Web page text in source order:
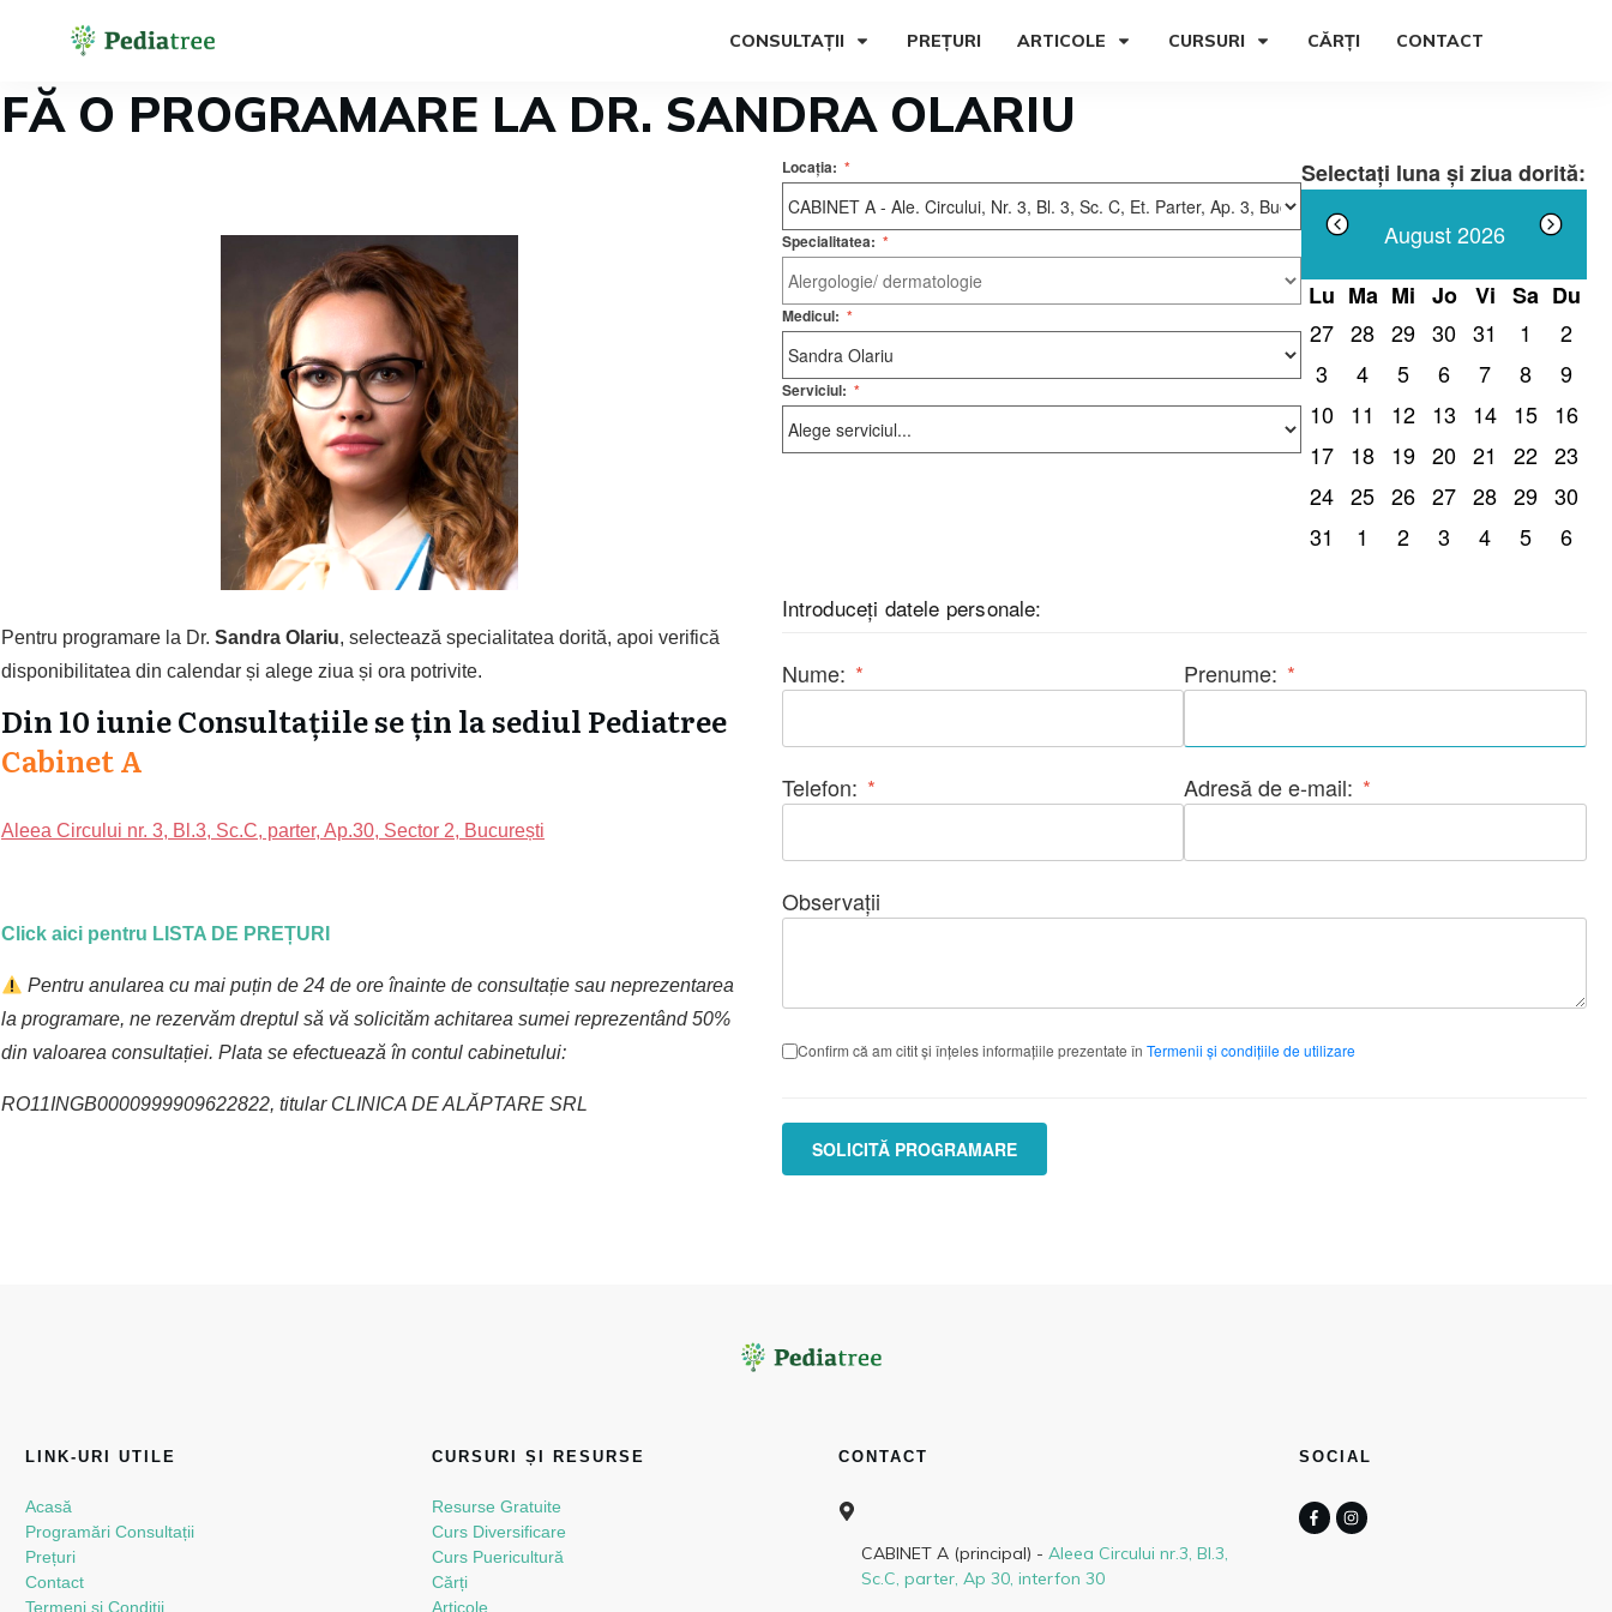
CONSULTAȚII PREȚURI ARTICOLE CURSURI CĂRȚI CONTACT
FĂ O PROGRAMARE LA DR. SANDRA OLARIU
Pentru programare la Dr. Sandra Olariu, selectează specialitatea dorită, apoi verifică
disponibilitatea din calendar și alege ziua și ora potrivite.
Din 10 iunie Consultațiile se țin la sediul Pediatree
Cabinet A
Aleea Circului nr. 3, Bl.3, Sc.C, parter, Ap.30, Sector 2, București
Click aici pentru LISTA DE PREȚURI
Pentru anularea cu mai puțin de 24 de ore înainte de consultație sau neprezentarea
la programare, ne rezervăm dreptul să vă solicităm achitarea sumei reprezentând 50%
din valoarea consultației. Plata se efectuează în contul cabinetului:
RO11INGB0000999909622822, titular CLINICA DE ALĂPTARE SRL
Locația: *
Specialitatea: *
Medicul: *
Serviciul: *
Selectați luna și ziua dorită:
August 2026
Lu Ma Mi Jo Vi Sa Du
27 28 29 30 31 1
2
3
4 5 6 7 8
9
10 11 12 13 14 15 16
17 18 19 20 21 22 23
24 25 26 27 28 29 30
31
1 2 3 4 5 6
Introduceți datele personale:
Nume: * Prenume: *
Telefon: * Adresă de e-mail: *
Observații
Confirm că am citit și înțeles informațiile prezentate în Termenii și condițiile de utilizare
SOLICITĂ PROGRAMARE
LINK-URI UTILE
Acasă
Programări Consultații
Prețuri
Contact
Termeni si Conditii
CURSURI ȘI RESURSE
Resurse Gratuite
Curs Diversificare
Curs Puericultură
Cărți
Articole
CONTACT
CABINET A (principal) -Aleea Circului nr.3, Bl.3,
Sc.C, parter, Ap 30, interfon 30
SOCIAL